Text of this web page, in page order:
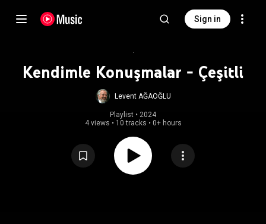
Sign in
Kendimle Konuşmalar - Çeşitli
Levent AĞAOĞLU
Playlist • 2024
4 views • 10 tracks • 0+ hours